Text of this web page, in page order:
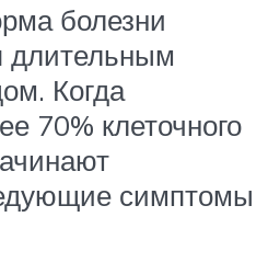
болезни
длительным
Когда
70% клеточного
симптомы